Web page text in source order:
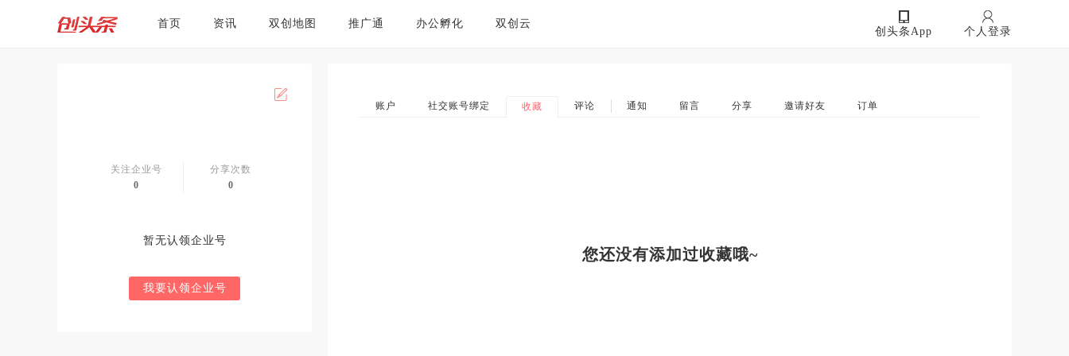
首页 资讯 双创地图 推广通 办公孵化 双创云
创头条App 个人登录
关注企业号
0
分享次数
0
暂无认领企业号
我要认领企业号
账户 社交账号绑定 收藏 评论 通知 留言 分享 邀请好友 订单
您还没有添加过收藏哦~